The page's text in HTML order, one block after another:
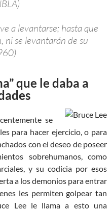
a levantarse; hasta que
ni se levantarán de su
que le daba a
se
para hacer ejercicio, o para
con el deseo de poseer
sobrehumanos, como
y su codicia por esos
a los demonios para entrar
les permiten golpear tan
Lee le llama a esto una